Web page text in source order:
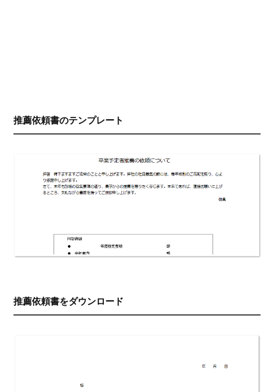
推薦依頼書のテンプレート
推薦依頼書をダウンロード